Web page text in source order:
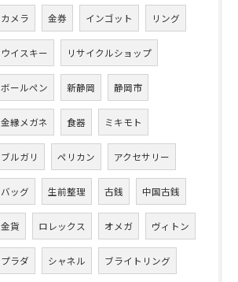
カメラ 金券 インゴット リング
ウイスキー リサイクルショップ
ボールペン 新静岡 静岡市
金縁メガネ 食器 ミキモト
ブルガリ ペリカン アクセサリー
バッグ 生前整理 古銭 中国古銭
金貨 ロレックス オメガ ヴィトン
プラダ シャネル ブライトリング